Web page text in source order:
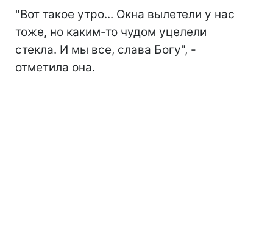
"Вот такое утро... Окна вылетели у нас
тоже, но каким-то чудом уцелели
стекла. И мы все, слава Богу", -
отметила она.